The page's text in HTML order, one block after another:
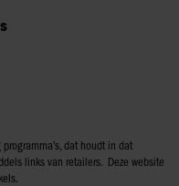
dat houdt in dat
links van retailers. Deze website